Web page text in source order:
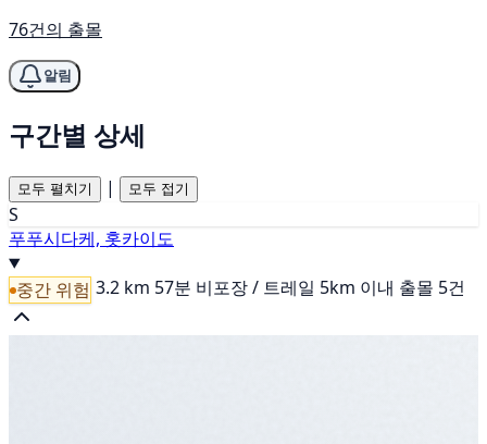
76건의 출몰
알림
구간별 상세
모두 펼치기 | 모두 접기
S
푸푸시다케, 홋카이도
중간 위험 3.2 km 57분 비포장 / 트레일 5km 이내 출몰 5건